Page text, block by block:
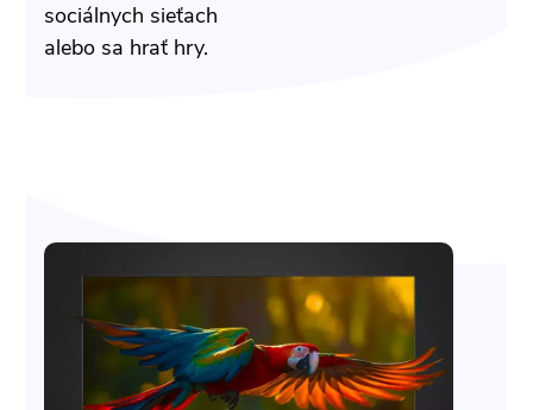
sociálnych sieťach
alebo sa hrať hry.